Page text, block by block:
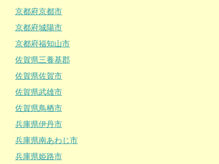
京都府京都市
京都府城陽市
京都府福知山市
佐賀県三養基郡
佐賀県佐賀市
佐賀県武雄市
佐賀県鳥栖市
兵庫県伊丹市
兵庫県南あわじ市
兵庫県姫路市